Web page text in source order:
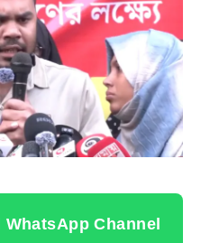
Channel